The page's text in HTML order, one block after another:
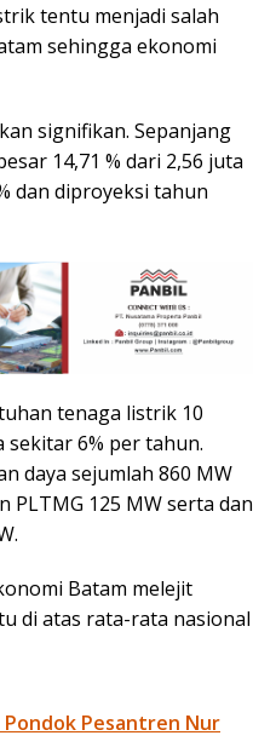
tentu menjadi salah
sehingga ekonomi
signifikan. Sepanjang
14,71 % dari 2,56 juta
dan diproyeksi tahun
tenaga listrik 10
6% per tahun.
daya sejumlah 860 MW
PLTMG 125 MW serta dan
Batam melejit
di atas rata-rata nasional
Pondok Pesantren Nur